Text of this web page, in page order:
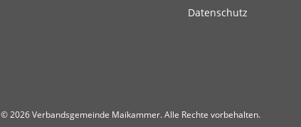
Datenschutz
© 2026 Verbandsgemeinde Maikammer. Alle Rechte vorbehalten.